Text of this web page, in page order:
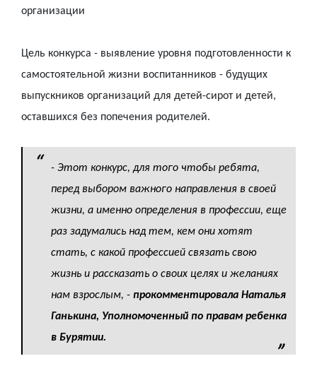
организации
Цель конкурса - выявление уровня подготовленности к
самостоятельной жизни воспитанников - будущих
выпускников организаций для детей-сирот и детей,
оставшихся без попечения родителей.
- Этот конкурс, для того чтобы ребята,
перед выбором важного направления в своей
жизни, а именно определения в профессии, еще
раз задумались над тем, кем они хотят
стать, с какой профессией связать свою
жизнь и рассказать о своих целях и желаниях
нам взрослым, - прокомментировала Наталья
Ганькина, Уполномоченный по правам ребенка
в Бурятии.